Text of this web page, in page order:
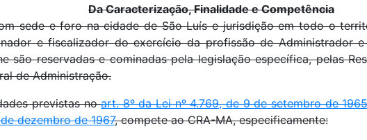
Da Caracterização, Finalidade e Competência
e foro na cidade de São Luís e jurisdição em todo o
e fiscalizador do exercício da profissão de Administrador
são reservadas e cominadas pela legislação específica, pelas
de Administração.
previstas noart. 8º da Lei nº 4.769, de 9 de setembro de
dezembro de 1967, compete ao CRA-MA, especificamente: